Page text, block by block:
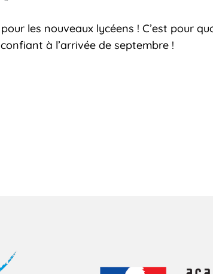
les nouveaux lycéens ! C’est pour
à l’arrivée de septembre !